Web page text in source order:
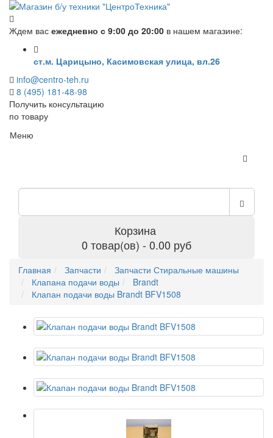
Ждем вас ежедневно с 9:00 до 20:00 в нашем магазине:
ст.м. Царицыно, Касимовская улица, вл.26
info@centro-teh.ru
8 (495) 181-48-98
Получить консультацию
по товару
Меню
Корзина
0 товар(ов) - 0.00 руб
Главная Запчасти
Запчасти Стиральные машины
Клапана подачи воды
Brandt
Клапан подачи воды Brandt BFV1508